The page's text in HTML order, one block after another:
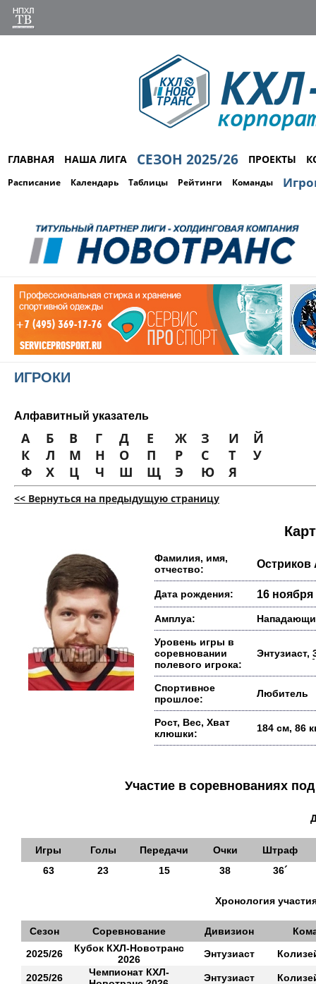
ГЛАВНАЯ НАША ЛИГА СЕЗОН 2025/26 ПРОЕКТЫ
Расписание Календарь Таблицы Рейтинги Команды
ИГРОКИ
Алфавитный указатель
А Б В Г Д Е Ж З И
Й
К
Л М Н О П Р С Т
У
Ф
Х Ц Ч Ш Щ Э Ю Я
<< Вернуться на предыдущую страницу
Фамилия, имя,
отчество:
Остриков
Дата рождения: 16 ноября
Амплуа:
Уровень игры в
соревновании
полевого игрока:
Энтузиаст,
Спортивное
прошлое:
Любитель
Рост, Вес, Хват
клюшки:
184 см, 86
Участие в соревнованиях
Игры Голы Передачи Очки
Штраф
63
23 15 38 36´
Хронология
Сезон Соревнование Дивизион
2025/26
Кубок КХЛ-Новотранс
2026
Энтузиаст
2025/26
Чемпионат КХЛ-
Энтузиаст